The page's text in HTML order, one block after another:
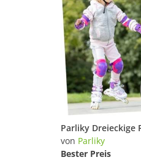
von Parliky
Bester Preis